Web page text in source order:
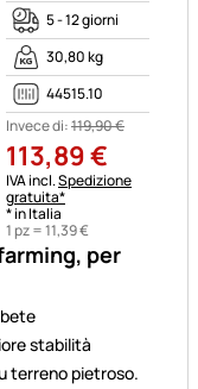
per
stabilità
terreno pietroso.
5 - 12 giorni
30,80 kg
44515.10
Invece di:119,90€
113,89€
Informazioni fiscali:
IVA incl.Spedizione
gratuita*
* in Italia
1 pz =11,39€